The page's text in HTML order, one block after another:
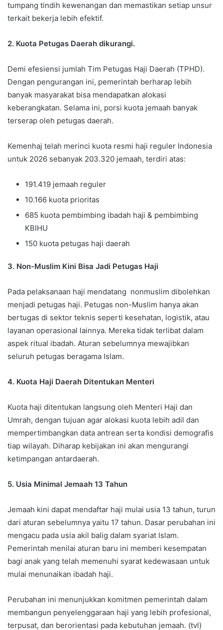
tumpang tindih kewenangan dan memastikan setiap unsur
terkait bekerja lebih efektif.
2. Kuota Petugas Daerah dikurangi.
Demi efesiensi jumlah Tim Petugas Haji Daerah (TPHD).
Dengan pengurangan ini, pemerintah berharap lebih
banyak masyarakat bisa mendapatkan alokasi
keberangkatan. Selama ini, porsi kuota jemaah banyak
terserap oleh petugas daerah.
Kemenhaj telah merinci kuota resmi haji reguler Indonesia
untuk 2026 sebanyak 203.320 jemaah, terdiri atas:
191.419 jemaah reguler
10.166 kuota prioritas
685 kuota pembimbing ibadah haji & pembimbing
KBIHU
150 kuota petugas haji daerah
3. Non-Muslim Kini Bisa Jadi Petugas Haji
Pada pelaksanaan haji mendatang nonmuslim dibolehkan
menjadi petugas haji. Petugas non-Muslim hanya akan
bertugas di sektor teknis seperti kesehatan, logistik, atau
layanan operasional lainnya. Mereka tidak terlibat dalam
aspek ritual ibadah. Aturan sebelumnya mewajibkan
seluruh petugas beragama Islam.
4. Kuota Haji Daerah Ditentukan Menteri
Kuota haji ditentukan langsung oleh Menteri Haji dan
Umrah, dengan tujuan agar alokasi kuota lebih adil dan
mempertimbangkan data antrean serta kondisi demografis
tiap wilayah. Diharap kebijakan ini akan mengurangi
ketimpangan antardaerah.
5. Usia Minimal Jemaah 13 Tahun
Jemaah kini dapat mendaftar haji mulai usia 13 tahun, turun
dari aturan sebelumnya yaitu 17 tahun. Dasar perubahan ini
mengacu pada usia akil balig dalam syariat Islam.
Pemerintah menilai aturan baru ini memberi kesempatan
bagi anak yang telah memenuhi syarat kedewasaan untuk
mulai menunaikan ibadah haji.
Perubahan ini menunjukkan komitmen pemerintah dalam
membangun penyelenggaraan haji yang lebih profesional,
terpusat, dan berorientasi pada kebutuhan jemaah. (tvl)